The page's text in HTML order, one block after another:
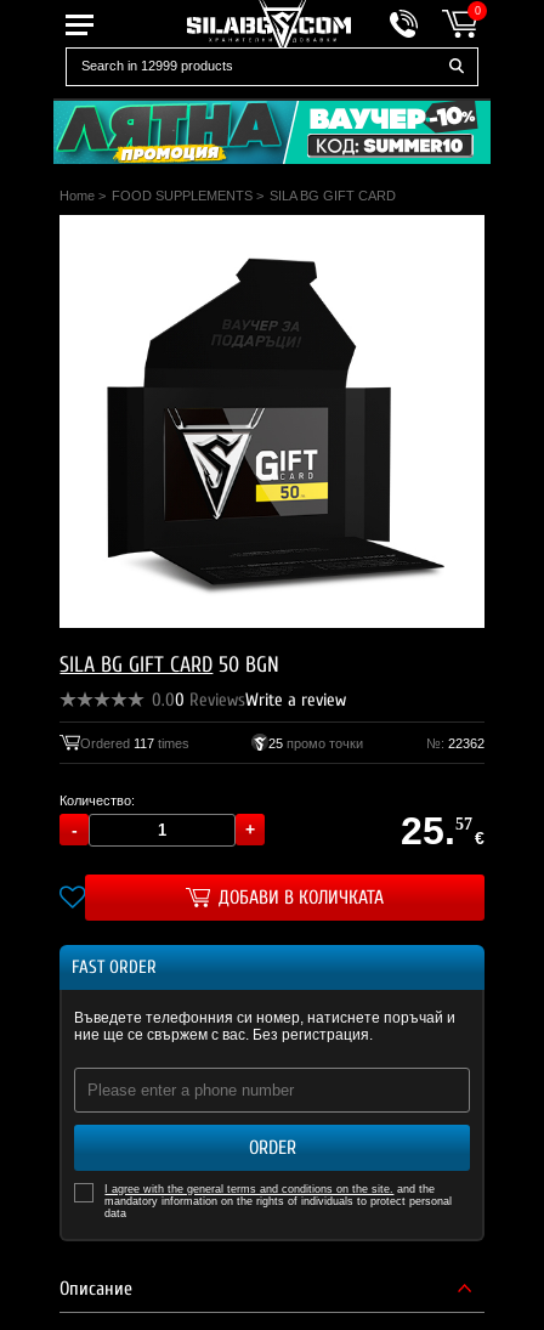
0
Home > FOOD SUPPLEMENTS > SILA BG GIFT CARD
SILA BG GIFT CARD 50 BGN
0.00 ReviewsWrite a review
Ordered 117 times 25 промо точки №: 22362
Количество:
25.57
€
ДОБАВИ В КОЛИЧКАТА
FAST ORDER
Въведете телефонния си номер, натиснете поръчай и
ние ще се свържем с вас. Без регистрация.
ORDER
I agree with the general terms and conditions on the site. and the
mandatory information on the rights of individuals to protect personal
data
Описание